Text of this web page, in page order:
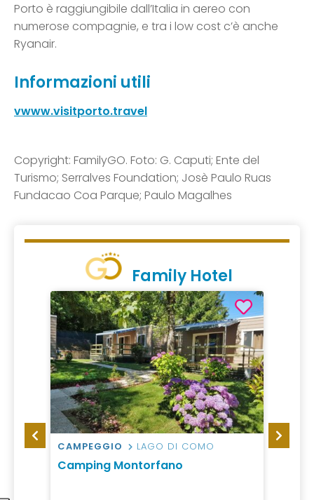
Porto è raggiungibile dall’Italia in aereo con
numerose compagnie, e tra i low cost c’è anche
Ryanair.
Informazioni utili
vwww.visitporto.travel
Copyright: FamilyGO. Foto: G. Caputi; Ente del
Turismo; Serralves Foundation; Josè Paulo Ruas
Fundacao Coa Parque; Paulo Magalhes
Family Hotel
CAMPEGGIO LAGO DI COMO
Camping Montorfano
HOTEL